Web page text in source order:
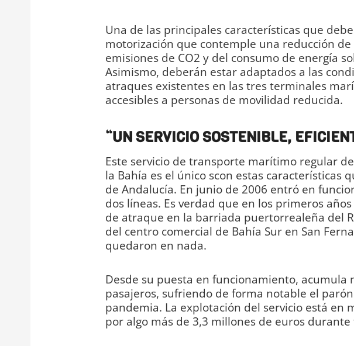
Una de las principales características que
motorización que contemple una reducción
emisiones de CO2 y del consumo de energía
Asimismo, deberán estar adaptados a las
atraques existentes en las tres terminales
accesibles a personas de movilidad reducida.
“UN SERVICIO SOSTENIBLE,
Este servicio de transporte marítimo regular
la Bahía es el único scon estas características
de Andalucía. En junio de 2006 entró en
dos líneas. Es verdad que en los primeros
de atraque en la barriada puertorrealeña del
del centro comercial de Bahía Sur en San
quedaron en nada.
Desde su puesta en funcionamiento, acumula
pasajeros, sufriendo de forma notable el
pandemia. La explotación del servicio está en
por algo más de 3,3 millones de euros durante